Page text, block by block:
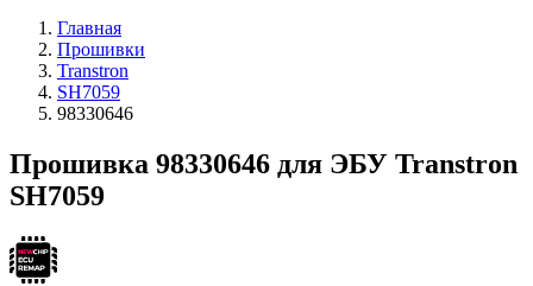
Главная
Прошивки
Transtron
SH7059
98330646
Прошивка 98330646 для ЭБУ Transtron
SH7059